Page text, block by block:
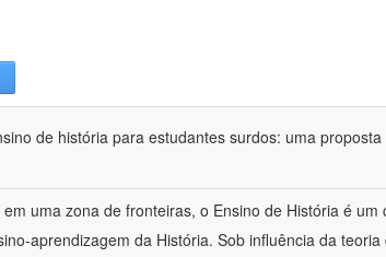
de história para estudantes surdos: uma
em uma zona de fronteiras, o Ensino de História é
aprendizagem da História. Sob influência da